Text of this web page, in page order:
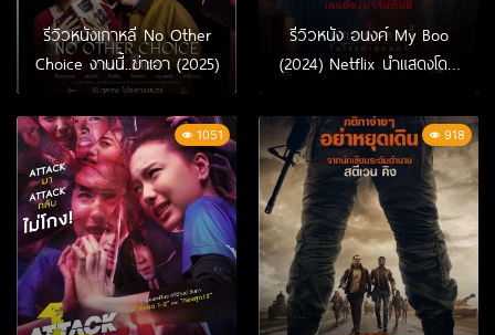
รีวิวหนังเกาหลี No Other
Choice งานนี้..ฆ่าเอา (2025)
รีวิวหนัง อนงค์ My Boo
(2024) Netflix นำแสดงโดย
1051 918